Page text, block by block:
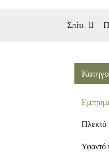
Σπίτι